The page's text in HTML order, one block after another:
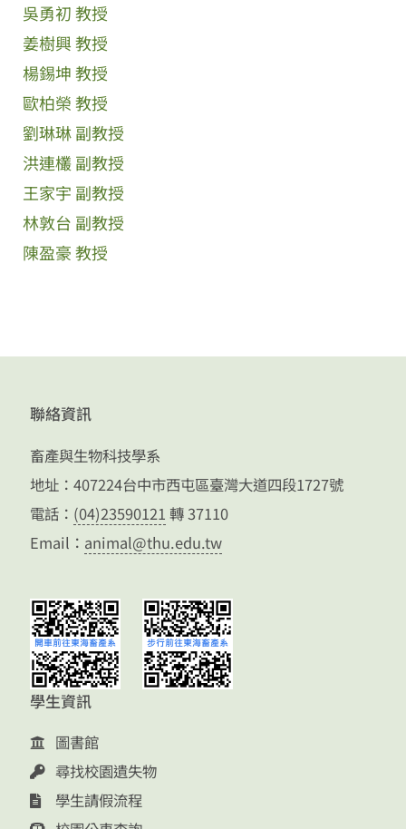
吳勇初 教授
姜樹興 教授
楊錫坤 教授
歐柏榮 教授
劉琳琳 副教授
洪連欉 副教授
王家宇 副教授
林敦台 副教授
陳盈豪 教授
聯絡資訊
畜產與生物科技學系
地址：407224台中市西屯區臺灣大道四段1727號
電話： (04)23590121 轉 37110
Email： animal@thu.edu.tw
學生資訊
圖書館
尋找校園遺失物
學生請假流程